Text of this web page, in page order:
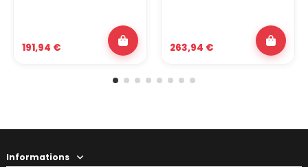
191,94 € 263,94 €
Informations